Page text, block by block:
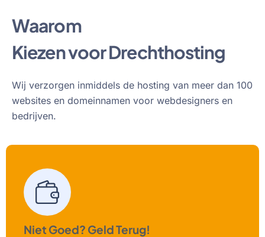
Waarom
Kiezen voor Drechthosting
Wij verzorgen inmiddels de hosting van meer dan 100
websites en domeinnamen voor webdesigners en
bedrijven.
Niet Goed? Geld Terug!